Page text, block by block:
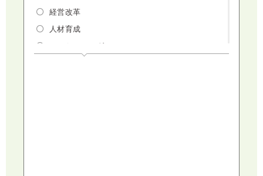
経営改革
人材育成
マーケティング